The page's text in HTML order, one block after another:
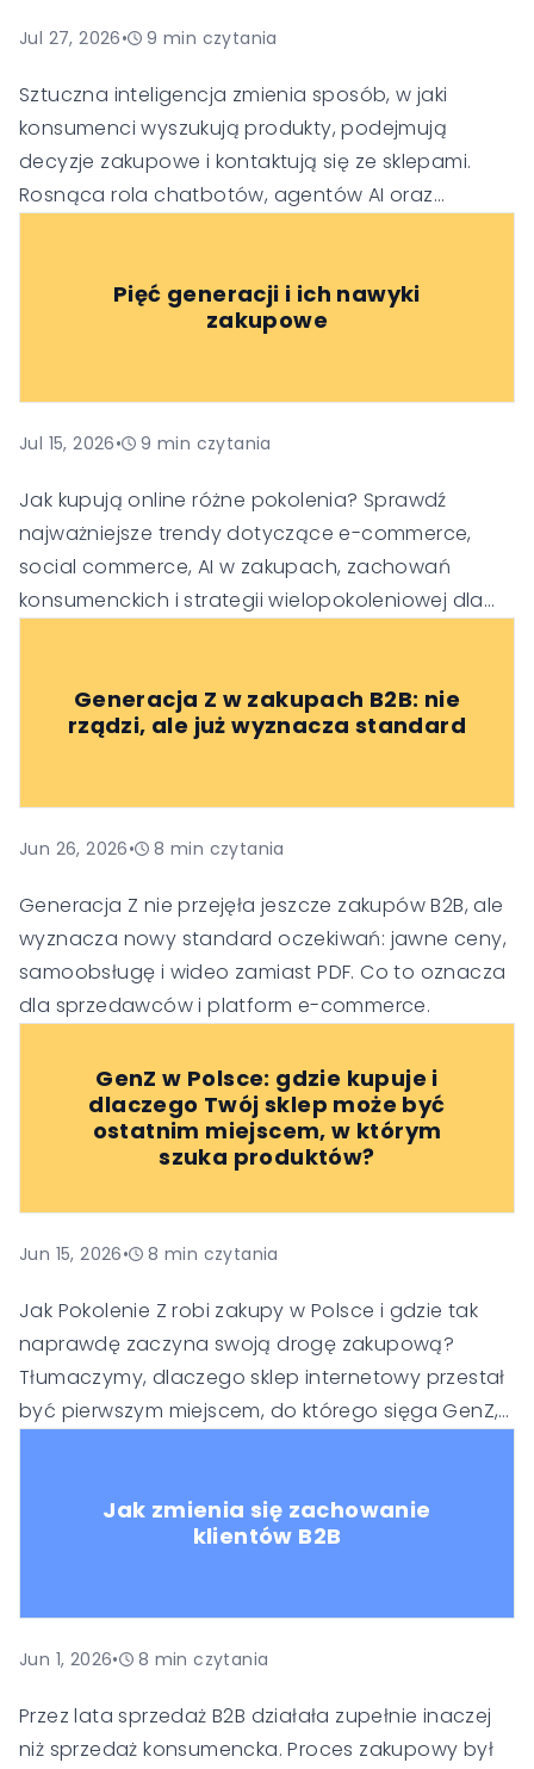
Jul 27, 2026• 9 min czytania
Sztuczna inteligencja zmienia sposób, w jaki
konsumenci wyszukują produkty, podejmują
decyzje zakupowe i kontaktują się ze sklepami.
Rosnąca rola chatbotów, agentów AI oraz
klienta i budowania zaufania, aby pozostać
widoczne i konkurencyjne w nowej erze handlu.
Pięć generacji i ich nawyki
zakupowe
Jul 15, 2026• 9 min czytania
Jak kupują online różne pokolenia? Sprawdź
najważniejsze trendy dotyczące e-commerce,
social commerce, AI w zakupach, zachowań
konsumenckich i strategii wielopokoleniowej dla
Generacja Z w zakupach B2B: nie
rządzi, ale już wyznacza standard
Jun 26, 2026• 8 min czytania
Generacja Z nie przejęła jeszcze zakupów B2B, ale
wyznacza nowy standard oczekiwań: jawne ceny,
samoobsługę i wideo zamiast PDF. Co to oznacza
dla sprzedawców i platform e-commerce.
GenZ w Polsce: gdzie kupuje i
dlaczego Twój sklep może być
ostatnim miejscem, w którym
szuka produktów?
Jun 15, 2026• 8 min czytania
Jak Pokolenie Z robi zakupy w Polsce i gdzie tak
naprawdę zaczyna swoją drogę zakupową?
Tłumaczymy, dlaczego sklep internetowy przestał
być pierwszym miejscem, do którego sięga GenZ, i
rynek, inne dostępne platformy oraz to, jaką
technologię warto wdrożyć, żeby sprawnie
Jak zmienia się zachowanie
klientów B2B
Jun 1, 2026• 8 min czytania
Przez lata sprzedaż B2B działała zupełnie inaczej
niż sprzedaż konsumencka. Proces zakupowy był